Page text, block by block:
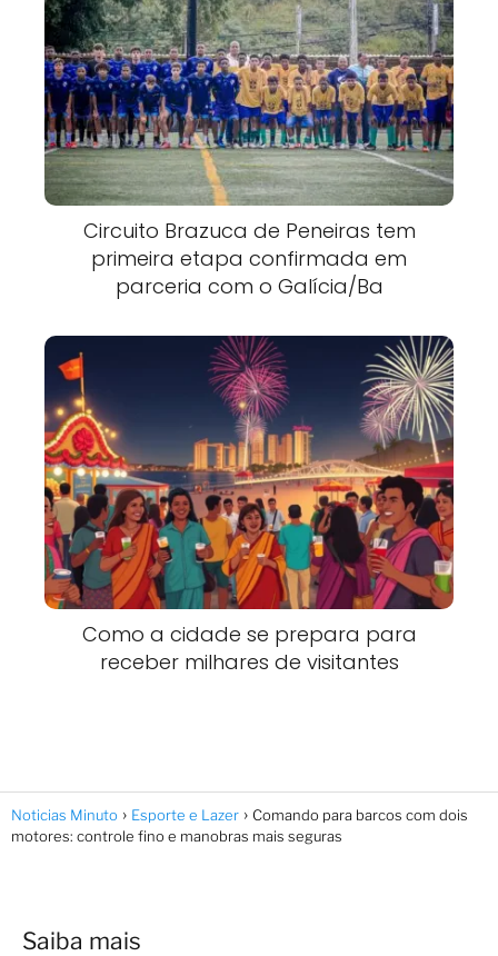
Circuito Brazuca de Peneiras tem
primeira etapa confirmada em
parceria com o Galícia/Ba
Como a cidade se prepara para
receber milhares de visitantes
Noticias Minuto Esporte e Lazer
Comando para barcos com dois
motores: controle fino e manobras mais seguras
Saiba mais